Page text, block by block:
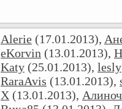
Alerie (17.01.2013),
eKorvin (13.01.2013),
Katy (25.01.2013), lesly
RaraAvis (13.01.2013),
X (13.01.2013),